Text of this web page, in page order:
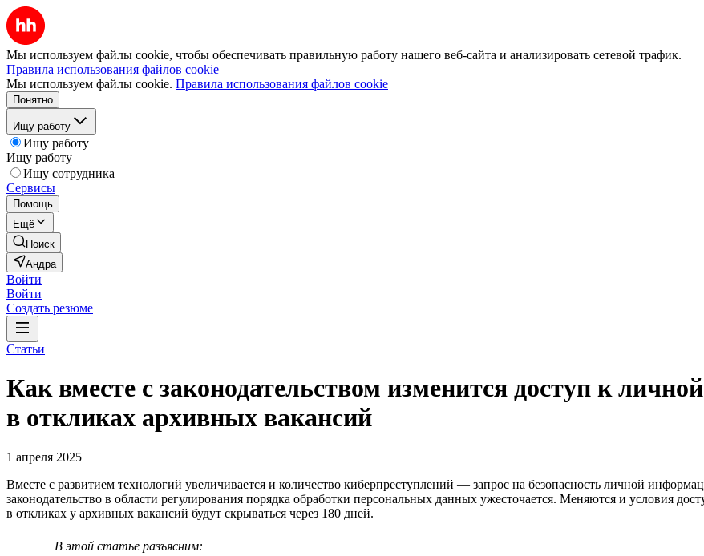
Мы используем файлы cookie, чтобы обеспечивать правильную работу нашего веб-сайта и анализировать сетевой трафик.
Правила использования файлов cookie
Мы используем файлы cookie. Правила использования файлов cookie
Понятно
Ищу работу
Ищу работу
Ищу работу
Ищу сотрудника
Сервисы
Помощь
Ещё
Поиск
Андра
Войти
Войти
Создать резюме
Статьи
Как вместе с законодательством изменится доступ к
в откликах архивных вакансий
1 апреля 2025
Вместе с развитием технологий увеличивается и количество киберпреступлений — запрос на безопасность личной
законодательство в области регулирования порядка обработки персональных данных ужесточается. Меняются и условия
в откликах у архивных вакансий будут скрываться через 180 дней.
В этой статье разъясним: